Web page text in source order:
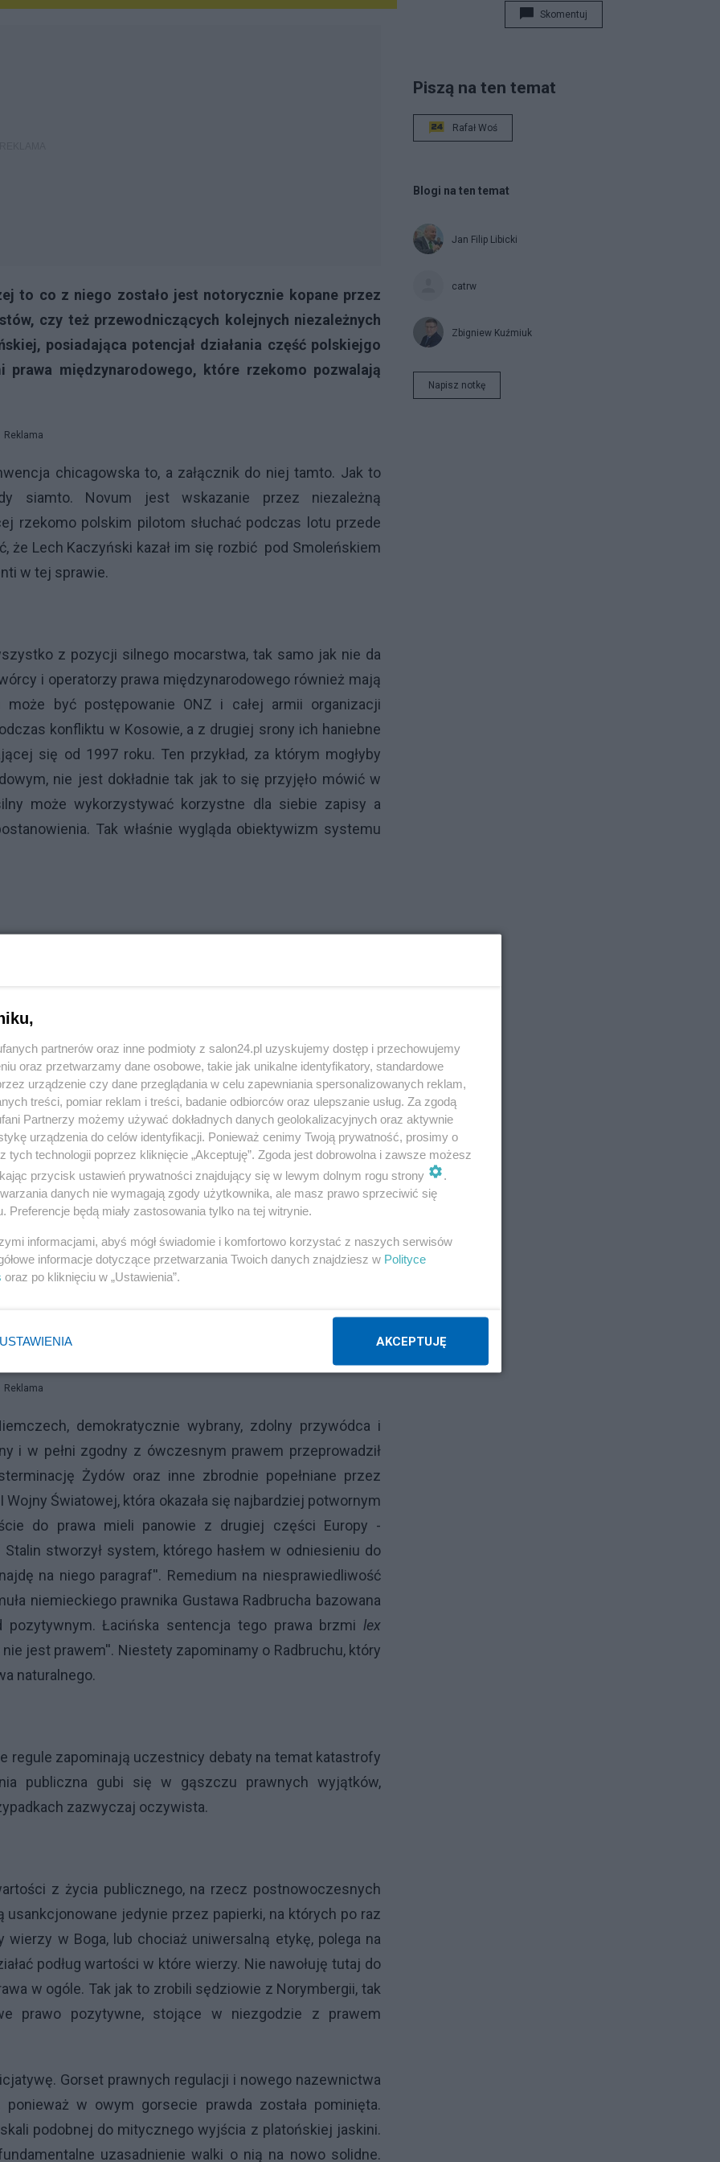
to co z niego zostało jest notorycznie kopane przez
czy też przewodniczących kolejnych niezależnych
posiadająca potencjał działania część polskiejgo
prawa międzynarodowego, które rzekomo pozwalają
Reklama
chicagowska to, a załącznik do niej tamto. Jak to
siamto. Novum jest wskazanie przez niezależną
rzekomo polskim pilotom słuchać podczas lotu przede
Lech Kaczyński kazał im się rozbić pod Smoleńskiem
w tej sprawie.
z pozycji silnego mocarstwa, tak samo jak nie da
i operatorzy prawa międzynarodowego również mają
być postępowanie ONZ i całej armii organizacji
konfliktu w Kosowie, a z drugiej srony ich haniebne
się od 1997 roku. Ten przykład, za którym mogłyby
nie jest dokładnie tak jak to się przyjęło mówić w
może wykorzystywać korzystne dla siebie zapisy a
Tak właśnie wygląda obiektywizm systemu
wierzący w sąd obiektywny dostępny dla zwykłego
prawa pozytywnego. Takim prawem są m.in. normy
międzypaństwowe, jak np. konwencja chicagowska.
Reklama
demokratycznie wybrany, zdolny przywódca i
i w pełni zgodny z ówczesnym prawem przeprowadził
Żydów oraz inne zbrodnie popełniane przez
Światowej, która okazała się najbardziej potwornym
do prawa mieli panowie z drugiej części Europy -
stworzył system, którego hasłem w odniesieniu do
na niego paragraf''. Remedium na niesprawiedliwość
niemieckiego prawnika Gustawa Radbrucha bazowana
pozytywnym. Łacińska sentencja tego prawa brzmi lex
jest prawem''. Niestety zapominamy o Radbruchu, który
naturalnego.
regule zapominają uczestnicy debaty na temat katastrofy
publiczna gubi się w gąszczu prawnych wyjątków,
zazwyczaj oczywista.
z życia publicznego, na rzecz postnowoczesnych
usankcjonowane jedynie przez papierki, na których po raz
wierzy w Boga, lub chociaż uniwersalną etykę, polega na
podług wartości w które wierzy. Nie nawołuję tutaj do
w ogóle. Tak jak to zrobili sędziowie z Norymbergii, tak
prawo pozytywne, stojące w niezgodzie z prawem
Gorset prawnych regulacji i nowego nazewnictwa
w owym gorsecie prawda została pominięta.
podobnej do mitycznego wyjścia z platońskiej jaskini.
uzasadnienie walki o nią na nowo solidne.
Skomentuj
Piszą na ten temat
Rafał Woś
Blogi na ten temat
Jan Filip Libicki
catrw
Zbigniew Kuźmiuk
Napisz notkę
partnerów oraz inne podmioty z salon24.pl uzyskujemy dostęp i przechowujemy
oraz przetwarzamy dane osobowe, takie jak unikalne identyfikatory, standardowe
urządzenie czy dane przeglądania w celu zapewniania spersonalizowanych reklam,
treści, pomiar reklam i treści, badanie odbiorców oraz ulepszanie usług. Za zgodą
Partnerzy możemy używać dokładnych danych geolokalizacyjnych oraz aktywnie
urządzenia do celów identyfikacji. Ponieważ cenimy Twoją prywatność, prosimy o
tych technologii poprzez kliknięcie „Akceptuję”. Zgoda jest dobrowolna i zawsze możesz
przycisk ustawień prywatności znajdujący się w lewym dolnym rogu strony
.
danych nie wymagają zgody użytkownika, ale masz prawo sprzeciwić się
Preferencje będą miały zastosowania tylko na tej witrynie.
informacjami, abyś mógł świadomie i komfortowo korzystać z naszych serwisów
informacje dotyczące przetwarzania Twoich danych znajdziesz w Polityce
oraz po kliknięciu w „Ustawienia”.
USTAWIENIA AKCEPTUJĘ